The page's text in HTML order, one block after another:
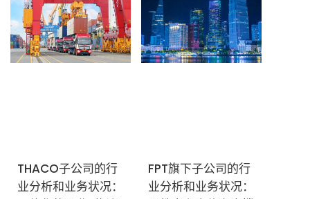
THACO子公司的行
业分析和业务状况：
FPT旗下子公司的行
业分析和业务状况：